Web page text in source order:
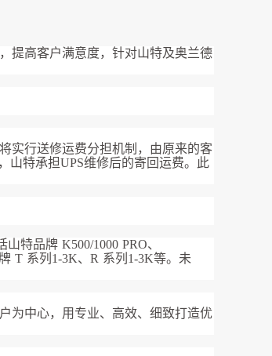
提高客户满意度，针对山特及奥兰德
实行送修运费分担机制，由原来的客
山特承担UPS维修后的寄回运费。此
特品牌 K500/1000 PRO、
T 系列1-3K、R 系列1-3K等。未
为中心，用专业、高效、细致打造优